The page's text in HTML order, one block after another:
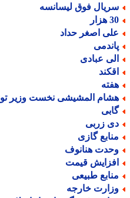
فوق لیسانسه
اصغر حداد
عبادی
المشیشی نخست وزیر تونس
زربی
گازی
هنانوف
قیمت
طبیعی
خارجه